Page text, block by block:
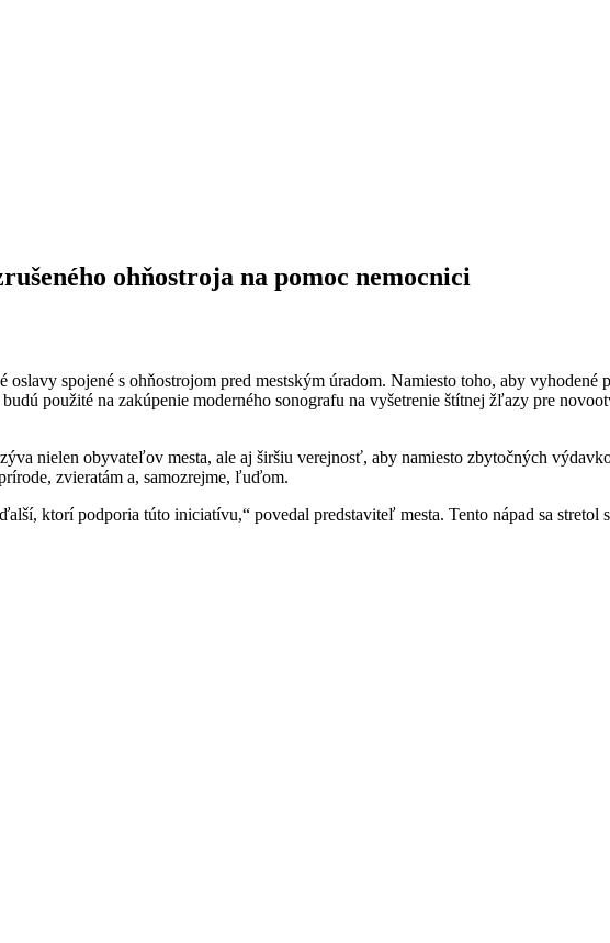
ohňostroja na pomoc nemocnici
spojené s ohňostrojom pred mestským úradom. Namiesto toho, aby
použité na zakúpenie moderného sonografu na vyšetrenie štítnej žľazy pre
nielen obyvateľov mesta, ale aj širšiu verejnosť, aby namiesto zbytočných
zvieratám a, samozrejme, ľuďom.
ktorí podporia túto iniciatívu,“ povedal predstaviteľ mesta. Tento nápad sa